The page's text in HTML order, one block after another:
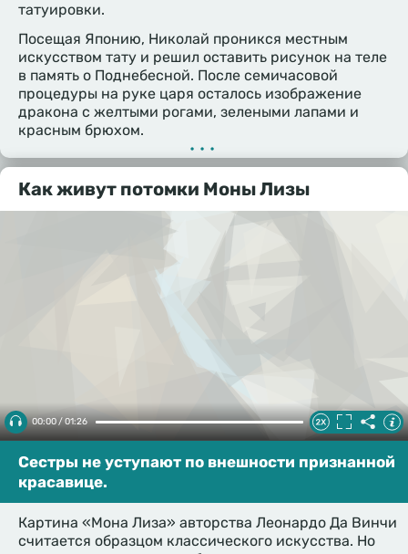
татуировки.
Посещая Японию, Николай проникся местным
искусством тату и решил оставить рисунок на теле
в память о Поднебесной. После семичасовой
процедуры на руке царя осталось изображение
дракона с желтыми рогами, зелеными лапами и
красным брюхом.
•••
Как живут потомки Моны Лизы
00:00 / 01:26
Сестры не уступают по внешности признанной
красавице.
Картина «Мона Лиза» авторства Леонардо Да Винчи
считается образцом классического искусства. Но